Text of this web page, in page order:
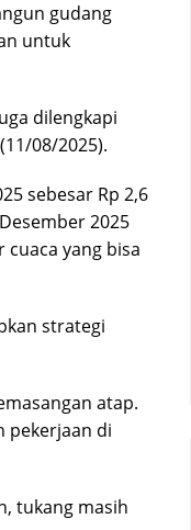
gudang
untuk
dilengkapi
08/2025).
sebesar Rp 2,6
2025
yang bisa
strategi
atap.
pekerjaan di
tukang masih